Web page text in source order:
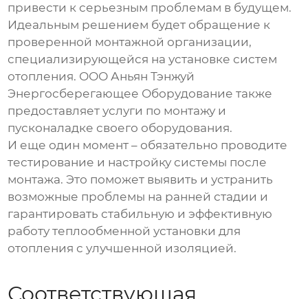
привести к серьезным проблемам в будущем.
Идеальным решением будет обращение к
проверенной монтажной организации,
специализирующейся на установке систем
отопления. ООО Аньян Тэнжуй
Энергосберегающее Оборудование также
предоставляет услуги по монтажу и
пусконаладке своего оборудования.
И еще один момент – обязательно проводите
тестирование и настройку системы после
монтажа. Это поможет выявить и устранить
возможные проблемы на ранней стадии и
гарантировать стабильную и эффективную
работутеплообменной установки для
отопления с улучшенной изоляцией.
Соответствующая